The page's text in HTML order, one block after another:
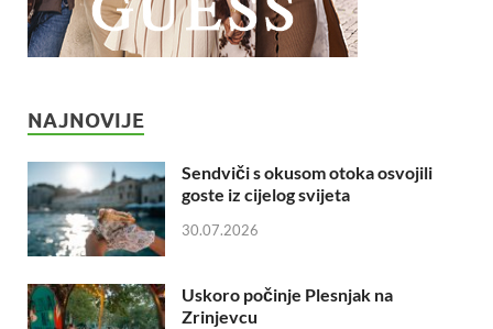
NAJNOVIJE
Sendviči s okusom otoka osvojili
goste iz cijelog svijeta
30.07.2026
Uskoro počinje Plesnjak na
Zrinjevcu